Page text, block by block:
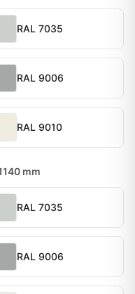
RAL 7035
RAL 9006
RAL 9010
mm
RAL 7035
RAL 9006